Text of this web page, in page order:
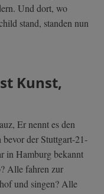
Und dort, wo
stand, standen nun
Kunst,
Er nennt es den
der Stuttgart-21-
in Hamburg bekannt
Alle fahren zur
und singen? Alle